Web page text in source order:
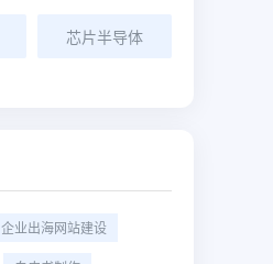
芯片半导体
企业出海网站建设